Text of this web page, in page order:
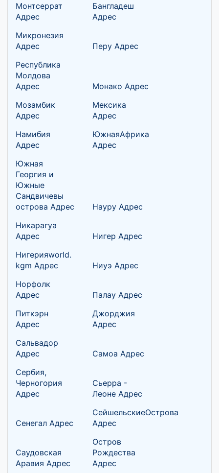
Монтсеррат
Адрес
Бангладеш
Адрес
Микронезия
Адрес
Перу Адрес
Республика
Молдова
Адрес
Монако Адрес
Мозамбик
Адрес
Мексика
Адрес
Намибия
Адрес
ЮжнаяАфрика
Адрес
Южная
Георгия и
Южные
Сандвичевы
острова Адрес
Науру Адрес
Никарагуа
Адрес
Нигер Адрес
Нигерияworld.
kgm Адрес
Ниуэ Адрес
Норфолк
Адрес
Палау Адрес
Питкэрн
Адрес
Джорджия
Адрес
Сальвадор
Адрес
Самоа Адрес
Сербия,
Черногория
Адрес
Сьерра -
Леоне Адрес
Сенегал Адрес
СейшельскиеОстрова
Адрес
Саудовская
Аравия Адрес
Остров
Рождества
Адрес